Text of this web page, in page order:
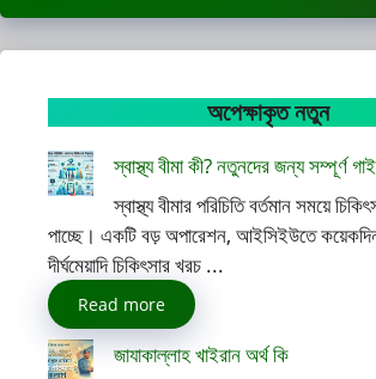
অপেক্ষাকৃত নতুন
স্বাস্থ্য বীমা কী? নতুনদের জন্য সম্পূর্ণ
স্বাস্থ্য বীমার পরিচিতি বর্তমান সময়ে
পাচ্ছে। একটি বড় অপারেশন, আইসিইউতে কয়েকদিন
দীর্ঘমেয়াদি চিকিৎসার খরচ ...
Read more
জাযাকাল্লাহ খাইরান অর্থ কি